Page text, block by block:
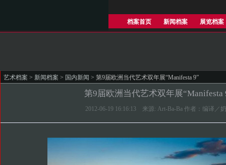
档案首页 新闻档案 展览档案
艺术档案 > 新闻档案 > 国内新闻 > 第9届欧洲当代艺术双年展“Manifesta 9”
第9届欧洲当代艺术双年展“Manifesta
2012-06-19 16:16:13 来源: Art-Ba-Ba 作者：编译／